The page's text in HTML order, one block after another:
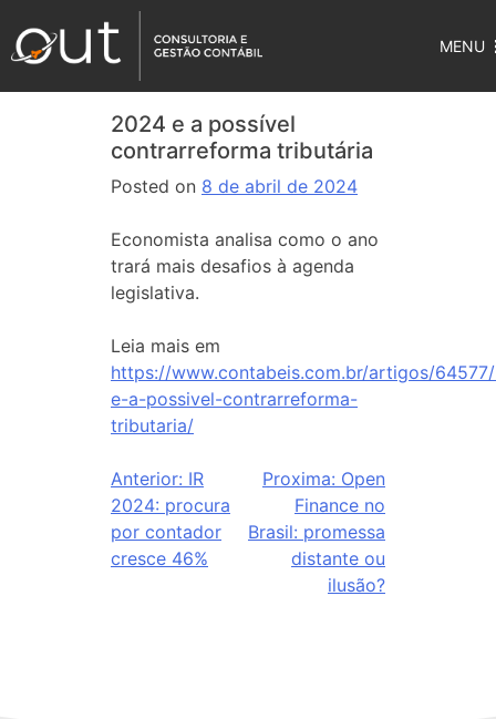
MENU
2024 e a possível
contrarreforma tributária
Posted on 8 de abril de 2024
Economista analisa como o ano
trará mais desafios à agenda
legislativa.
Leia mais em
https://www.contabeis.com.br/artigos/
e-a-possivel-contrarreforma-
tributaria/
Anterior: IR
2024: procura
por contador
cresce 46%
Proxima: Open
Finance no
Brasil: promessa
distante ou
ilusão?